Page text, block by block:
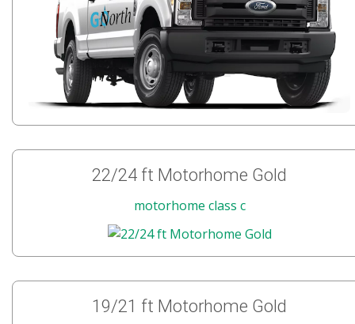
22/24 ft Motorhome Gold
motorhome class c
19/21 ft Motorhome Gold